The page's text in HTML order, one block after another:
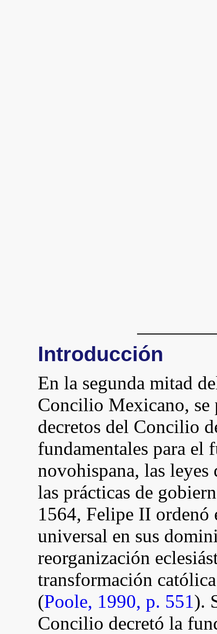
Introducción
En la segunda mitad
Concilio Mexicano, se
decretos del Concilio
fundamentales para el
novohispana, las
las prácticas de
1564, Felipe II
universal en sus
reorganización
transformación
(Poole, 1990, p. 551).
Concilio decretó la